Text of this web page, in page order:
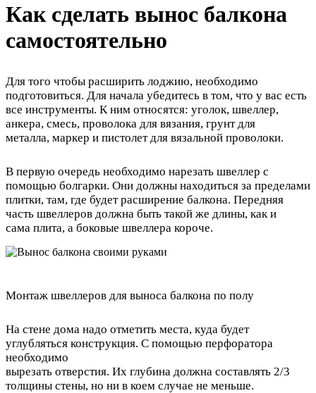
Как сделать вынос балкона
самостоятельно
Для того чтобы расширить лоджию, необходимо
подготовиться. Для начала убедитесь в том, что у вас есть
все инструменты. К ним относятся: уголок, швеллер,
анкера, смесь, проволока для вязания, грунт для
металла, маркер и пистолет для вязальной проволоки.
В первую очередь необходимо нарезать швеллер с
помощью болгарки. Они должны находиться за пределами
плитки, там, где будет расширение балкона. Передняя
часть швеллеров должна быть такой же длины, как и
сама плита, а боковые швеллера короче.
Монтаж швеллеров для выноса балкона по полу
На стене дома надо отметить места, куда будет
углубляться конструкция. С помощью перфоратора
необходимо
вырезать отверстия. Их глубина должна составлять 2/3
толщины стены, но ни в коем случае не меньше.